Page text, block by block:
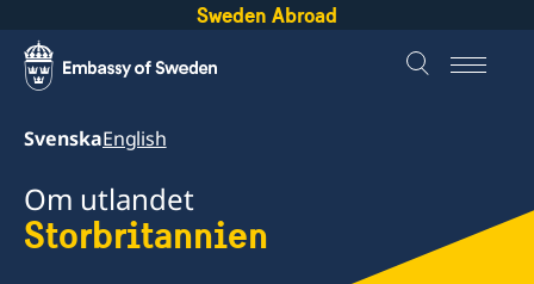
Sweden Abroad
SvenskaEnglish
Om utlandet
Storbritannien